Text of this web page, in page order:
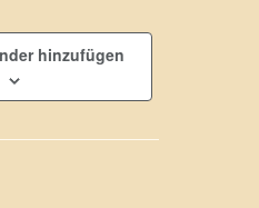
hinzufügen